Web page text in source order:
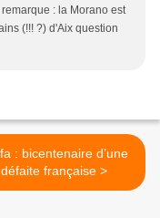
: la Morano est
(!!! ?) d'Aix question
: bicentenaire d’une
défaite française >